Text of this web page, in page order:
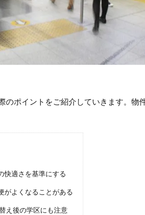
のポイントをご紹介していきます。物
快適さを基準にする
がよくなることがある
え後の学区にも注意